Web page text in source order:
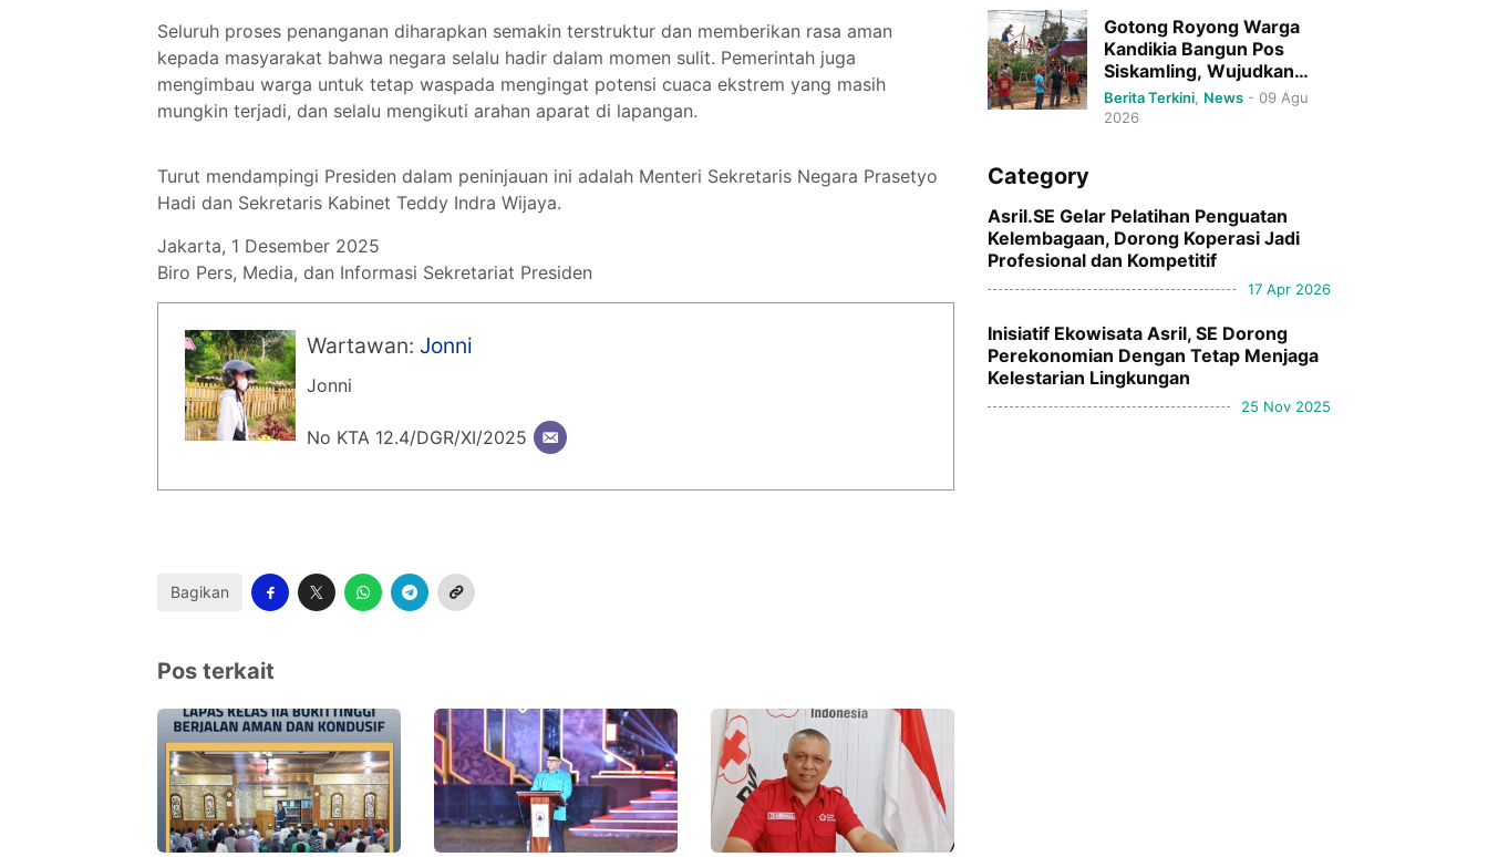
Seluruh proses penanganan diharapkan semakin terstruktur dan memberikan rasa aman
kepada masyarakat bahwa negara selalu hadir dalam momen sulit. Pemerintah juga
mengimbau warga untuk tetap waspada mengingat potensi cuaca ekstrem yang masih
mungkin terjadi, dan selalu mengikuti arahan aparat di lapangan.
Turut mendampingi Presiden dalam peninjauan ini adalah Menteri Sekretaris Negara Prasetyo
Hadi dan Sekretaris Kabinet Teddy Indra Wijaya.
Jakarta, 1 Desember 2025
Biro Pers, Media, dan Informasi Sekretariat Presiden
Wartawan: Jonni
Jonni
No KTA 12.4/DGR/XI/2025
Bagikan
Pos terkait
Gotong Royong Warga
Kandikia Bangun Pos
Siskamling, Wujudkan
Lingkungan yang Aman
dan Tenteram
Berita Terkini News - 09 Agu
2026
Category
Asril.SE Gelar Pelatihan Penguatan
Kelembagaan, Dorong Koperasi Jadi
Profesional dan Kompetitif
17 Apr 2026
Inisiatif Ekowisata Asril, SE Dorong
Perekonomian Dengan Tetap Menjaga
Kelestarian Lingkungan
25 Nov 2025